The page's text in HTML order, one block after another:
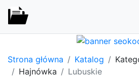
Strona główna Katalog
Hajnówka
Lubuskie